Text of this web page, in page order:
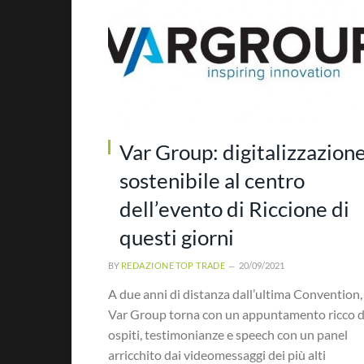
Var Group:
sostenibile al centro
dell’evento di Riccione di
questi giorni
BY REDAZIONE TOP TRADE 20/09/2021
A due anni di distanza dall’ultima Convention,
Var Group torna con un appuntamento ricco
ospiti, testimonianze e speech con un panel
arricchito dai videomessaggi dei più alti